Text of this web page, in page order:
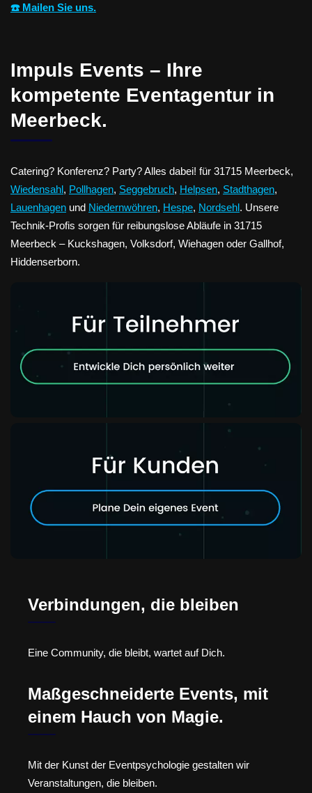
☎️ Mailen Sie uns.
Impuls Events – Ihre
kompetente Eventagentur in
Meerbeck.
Catering? Konferenz? Party? Alles dabei! für 31715 Meerbeck,
Wiedensahl, Pollhagen, Seggebruch, Helpsen, Stadthagen,
Lauenhagen und Niedernwöhren, Hespe, Nordsehl. Unsere
Technik-Profis sorgen für reibungslose Abläufe in 31715
Meerbeck – Kuckshagen, Volksdorf, Wiehagen oder Gallhof,
Hiddenserborn.
Verbindungen, die bleiben
Eine Community, die bleibt, wartet auf Dich.
Maßgeschneiderte Events, mit
einem Hauch von Magie.
Mit der Kunst der Eventpsychologie gestalten wir
Veranstaltungen, die bleiben.